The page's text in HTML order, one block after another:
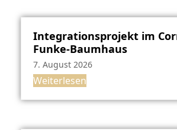
Integrationsprojekt im
Funke-Baumhaus
7. August 2026
Weiterlesen